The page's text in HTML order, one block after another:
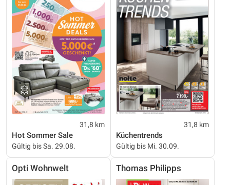
31,8 km
Hot Sommer Sale
Gültig bis Sa. 29.08.
31,8 km
Küchentrends
Gültig bis Mi. 30.09.
Opti Wohnwelt Thomas Philipps